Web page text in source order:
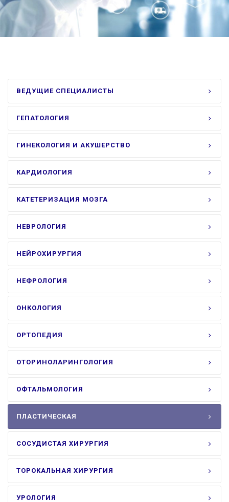
ВЕДУЩИЕ СПЕЦИАЛИСТЫ
ГЕПАТОЛОГИЯ
ГИНЕКОЛОГИЯ И АКУШЕРСТВО
КАРДИОЛОГИЯ
КАТЕТЕРИЗАЦИЯ МОЗГА
НЕВРОЛОГИЯ
НЕЙРОХИРУРГИЯ
НЕФРОЛОГИЯ
ОНКОЛОГИЯ
ОРТОПЕДИЯ
ОТОРИНОЛАРИНГОЛОГИЯ
ОФТАЛЬМОЛОГИЯ
ПЛАСТИЧЕСКАЯ
СОСУДИСТАЯ ХИРУРГИЯ
ТОРОКАЛЬНАЯ ХИРУРГИЯ
УРОЛОГИЯ